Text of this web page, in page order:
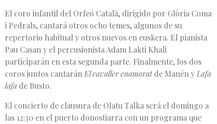
El coro infantil del Orfeó Català, dirigido por Glòria Coma
i Pedrals, cantará otros ocho temes, algunos de su
repertorio habitual y otros nuevos en euskera. El pianista
Pau Casan y el percusionista Adam Lakti Khali
participarán en esta segunda parte. Finalmente, los dos
coros juntos cantaránEl cavaller enamoratde Manén yLafa
lafa de Busto.
El concierto de clausura de Olatu Talka será el domingo a
las 12:30 en el puerto donostiarra con un programa que